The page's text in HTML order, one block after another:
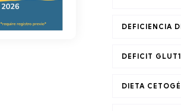
DEFICIENCIA
DEFICIT GLUT1
DIETA